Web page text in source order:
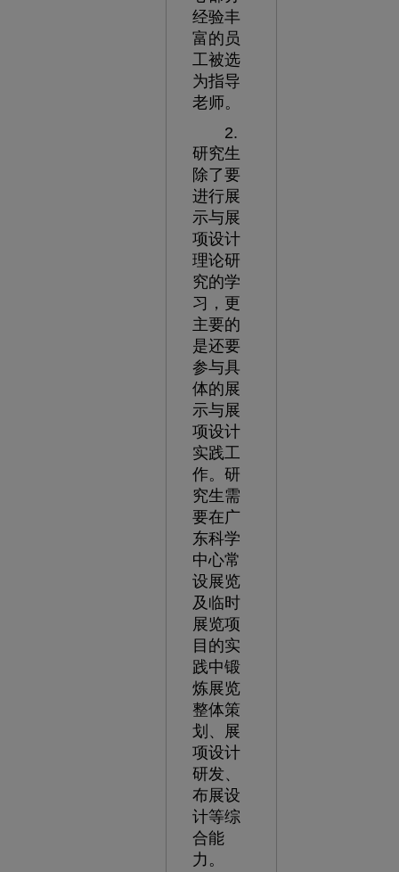
经验丰
富的员
工被选
为指导
老师。
2.
研究生
除了要
进行展
示与展
项设计
理论研
究的学
习，更
主要的
是还要
参与具
体的展
示与展
项设计
实践工
作。研
究生需
要在广
东科学
中心常
设展览
及临时
展览项
目的实
践中锻
炼展览
整体策
划、展
项设计
研发、
布展设
计等综
合能
力。